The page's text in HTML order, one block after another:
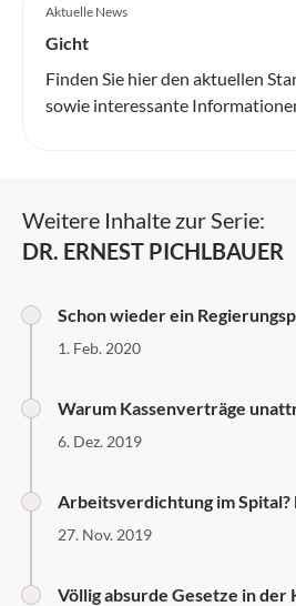
Aktuelle News
Gicht
Finden Sie hier den aktuellen
sowie interessante
Weitere Inhalte zur Serie:
DR. ERNEST PICHLBAUER
Schon wieder ein
1. Feb. 2020
Warum Kassenverträge
6. Dez. 2019
Arbeitsverdichtung im Spital?
27. Nov. 2019
Völlig absurde Gesetze in der